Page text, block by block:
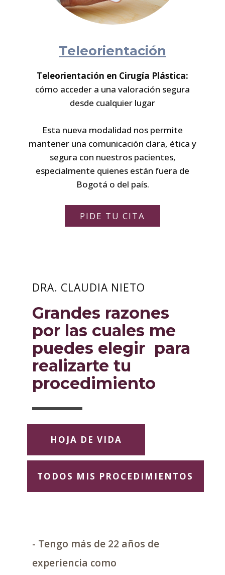
Teleorientación
Teleorientación en Cirugía Plástica:
cómo acceder a una valoración segura
desde cualquier lugar
Esta nueva modalidad nos permite
mantener una comunicación clara, ética y
segura con nuestros pacientes,
especialmente quienes están fuera de
Bogotá o del país.
PIDE TU CITA
DRA. CLAUDIA NIETO
Grandes razones
por las cuales me
puedes elegir para
realizarte tu
procedimiento
HOJA DE VIDA
TODOS MIS PROCEDIMIENTOS
- Tengo más de 22 años de
experiencia como